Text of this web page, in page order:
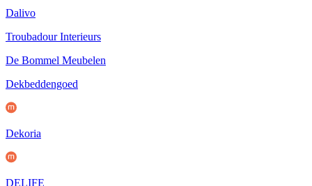
Dalivo
Troubadour Interieurs
De Bommel Meubelen
Dekbeddengoed
Dekoria
DELIFE